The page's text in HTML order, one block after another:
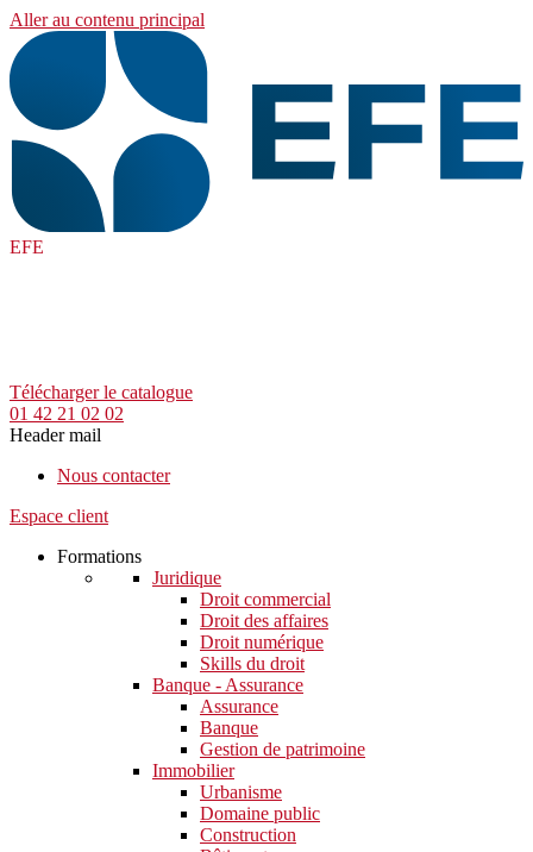
Aller au contenu principal
EFE
Télécharger le catalogue
01 42 21 02 02
Header mail
Nous contacter
Espace client
Formations
Juridique
Droit commercial
Droit des affaires
Droit numérique
Skills du droit
Banque - Assurance
Assurance
Banque
Gestion de patrimoine
Immobilier
Urbanisme
Domaine public
Construction